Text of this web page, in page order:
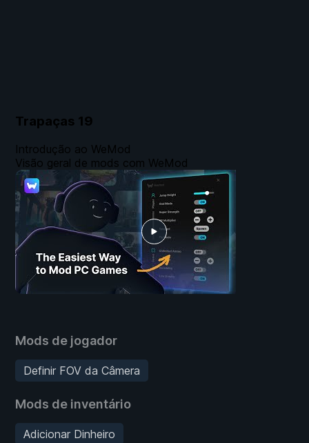
Trapaças 19
Mods de jogador
Definir FOV da Câmera
Mods de inventário
Adicionar Dinheiro
Introdução ao WeMod
Visão geral de mods com WeMod